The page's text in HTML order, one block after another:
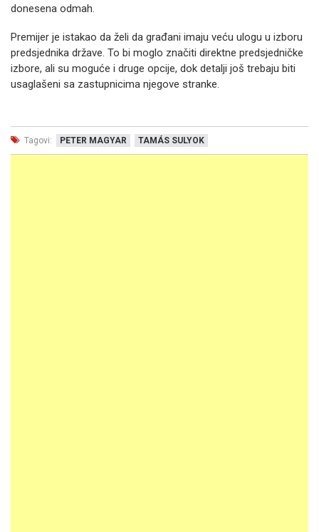
donesena odmah.
Premijer je istakao da želi da građani imaju veću ulogu u izboru
predsjednika države. To bi moglo značiti direktne predsjedničke
izbore, ali su moguće i druge opcije, dok detalji još trebaju biti
usaglašeni sa zastupnicima njegove stranke.
Tagovi: PETER MAGYAR TAMÁS SULYOK